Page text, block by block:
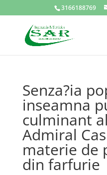
3166188769
Senza?ia
inseamna
culminant
Admiral
materie de
din farfurie